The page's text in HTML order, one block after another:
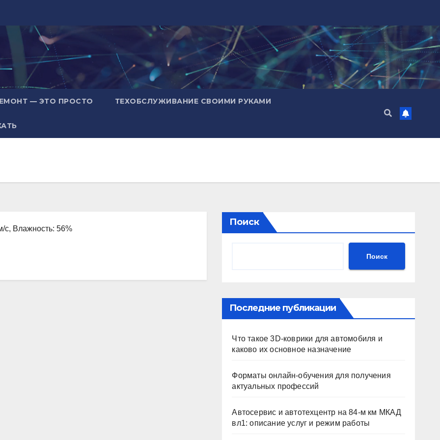
— ЭТО ПРОСТО ТЕХОБСЛУЖИВАНИЕ СВОИМИ РУКАМИ
с, Влажность: 56%
Поиск
Поиск
Последние публикации
Что такое 3D-коврики для автомобиля и
каково их основное назначение
Форматы онлайн-обучения для получения
актуальных профессий
Автосервис и автотехцентр на 84-м км МКАД
вл1: описание услуг и режим работы